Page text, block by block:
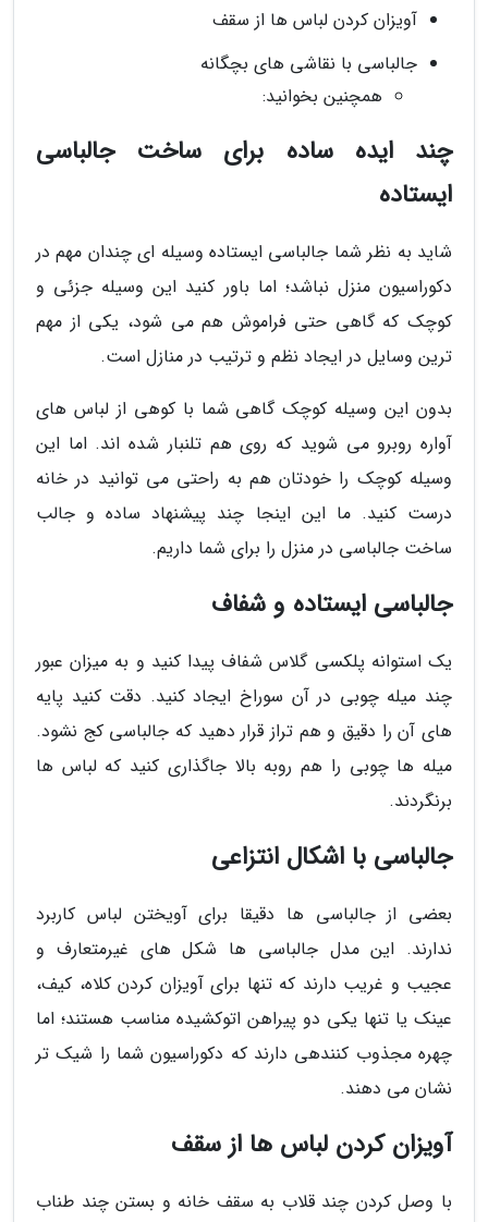
آویزان کردن لباس ها از سقف
جالباسی با نقاشی های بچگانه
همچنین بخوانید:
چند ایده ساده برای ساخت جالباسی
ایستاده
شاید به نظر شما جالباسی ایستاده وسیله ای چندان مهم در
دکوراسیون منزل نباشد؛ اما باور کنید این وسیله جزئی و
کوچک که گاهی حتی فراموش هم می شود، یکی از مهم
ترین وسایل در ایجاد نظم و ترتیب در منازل است.
بدون این وسیله کوچک گاهی شما با کوهی از لباس های
آواره روبرو می شوید که روی هم تلنبار شده اند. اما این
وسیله کوچک را خودتان هم به راحتی می توانید در خانه
درست کنید. ما این اینجا چند پیشنهاد ساده و جالب
ساخت جالباسی در منزل را برای شما داریم.
جالباسی ایستاده و شفاف
یک استوانه پلکسی گلاس شفاف پیدا کنید و به میزان عبور
چند میله چوبی در آن سوراخ ایجاد کنید. دقت کنید پایه
های آن را دقیق و هم تراز قرار دهید که جالباسی کج نشود.
میله ها چوبی را هم روبه بالا جاگذاری کنید که لباس ها
برنگردند.
جالباسی با اشکال انتزاعی
بعضی از جالباسی ها دقیقا برای آویختن لباس کاربرد
ندارند. این مدل جالباسی ها شکل های غیرمتعارف و
عجیب و غریب دارند که تنها برای آویزان کردن کلاه، کیف،
عینک یا تنها یکی دو پیراهن اتوکشیده مناسب هستند؛ اما
چهره مجذوب کنندهی دارند که دکوراسیون شما را شیک تر
نشان می دهند.
آویزان کردن لباس ها از سقف
با وصل کردن چند قلاب به سقف خانه و بستن چند طناب